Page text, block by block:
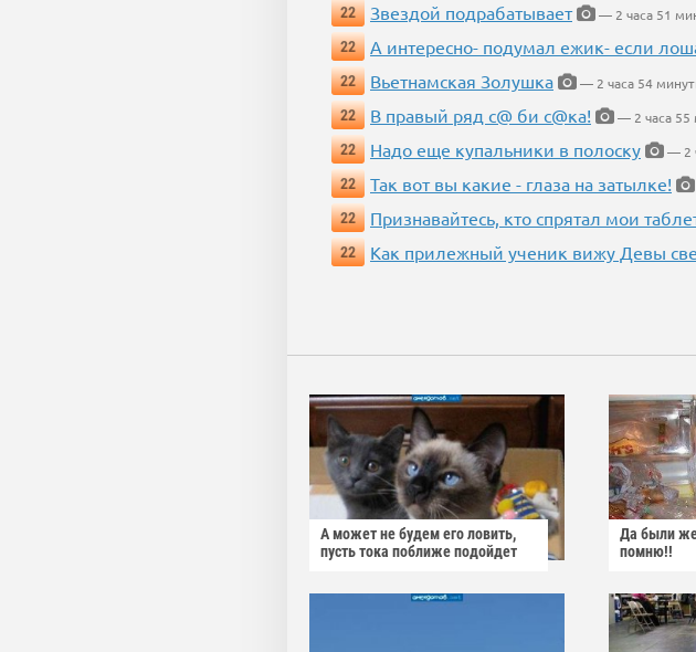
22
Звездой подрабатывает
— 2 часа 51
22
А интересно- подумал ежик- если
22
Вьетнамская Золушка
— 2 часа 54
22
В правый ряд с@ би с@ка!
— 2 часа 55
22
Надо еще купальники в полоску
— 2
22
Так вот вы какие - глаза на затылке!
22
Признавайтесь, кто спрятал мои
22
Как прилежный ученик вижу Девы
А может не будем его ловить,
пусть тока поближе подойдет
Да были
помню!!